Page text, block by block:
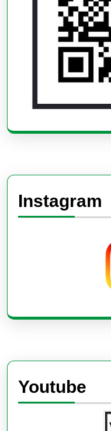
Instagram
Youtube